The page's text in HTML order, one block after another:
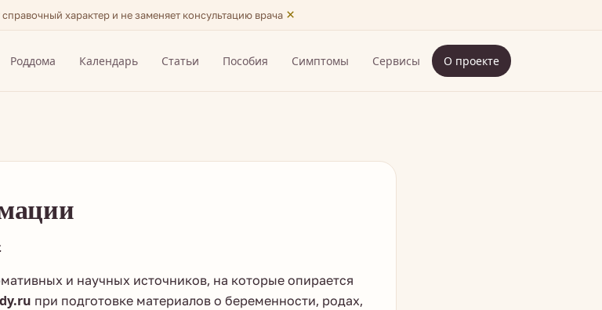
характер и не заменяет консультацию врача ×
Роддома Календарь Статьи Пособия Симптомы Сервисы О проекте
и научных источников, на которые опирается
при подготовке материалов о беременности, родах,